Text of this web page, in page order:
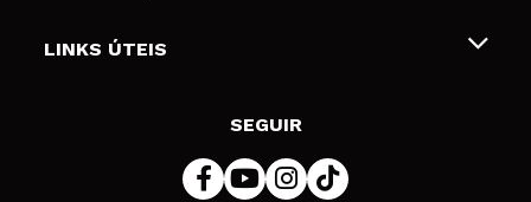
Formas de pagamento
Termos e Privacidade
LINKS ÚTEIS
SEGUIR